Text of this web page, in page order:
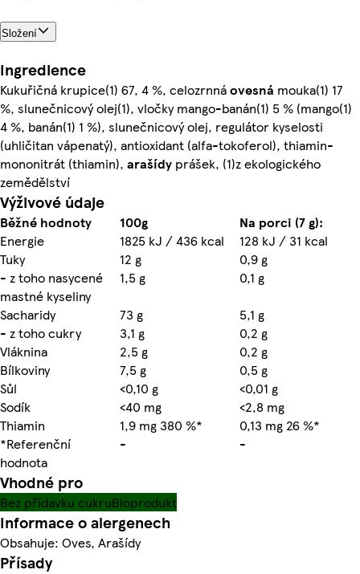
Složení
Ingredience
Kukuřičná krupice(1) 67, 4 %, celozrnnáovesná mouka(1) 17
%, slunečnicový olej(1), vločky mango-banán(1) 5 % (mango(1)
4 %, banán(1) 1 %), slunečnicový olej, regulátor kyselosti
(uhličitan vápenatý), antioxidant (alfa-tokoferol), thiamin-
mononitrát (thiamin), arašídy prášek, (1)z ekologického
zemědělství
Výživové údaje
Běžné hodnoty 100g
Na porci (7 g):
Energie
1825 kJ / 436 kcal
128 kJ / 31 kcal
Tuky
12 g
0,9 g
- z toho nasycené
mastné kyseliny
1,5 g
0,1 g
Sacharidy
73 g
5,1 g
- z toho cukry
3,1 g
0,2 g
Vláknina
2,5 g
0,2 g
Bílkoviny
7,5 g
0,5 g
Sůl
<0,10 g
<0,01 g
Sodík
<40 mg
<2,8 mg
Thiamin
1,9 mg 380 %*
0,13 mg 26 %*
*Referenční
hodnota
- -
Vhodné pro
Bez přídavku cukruBioprodukt
Informace o alergenech
Obsahuje: Oves, Arašídy
Přísady